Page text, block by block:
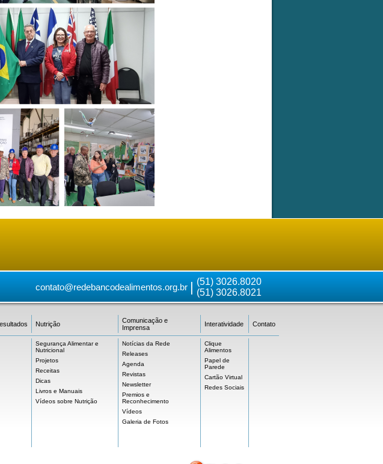
contato@redebancodealimentos.org.br | (51) 3026.8020
(51) 3026.8021
Nutrição
Comunicação e
Imprensa
Interatividade Contato
Segurança Alimentar e
Nutricional
Projetos
Receitas
Dicas
Livros e Manuais
Vídeos sobre Nutrição
Notícias da Rede
Releases
Agenda
Revistas
Newsletter
Premios e
Reconhecimento
Vídeos
Galeria de Fotos
Clique
Alimentos
Papel de
Parede
Cartão Virtual
Redes Sociais